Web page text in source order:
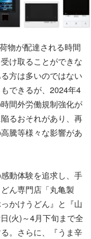
物が配達される時間
け取ることができな
方は多いのではない
できるが、2024年4
間外労働規制強化が
るおそれがあり、再
騰等様々な影響があ
動体験を追求し、手
ん専門店「丸亀製
かけうどん』と『山
(火)～4月下旬まで全
。さらに、『うま辛